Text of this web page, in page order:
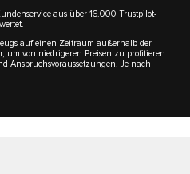
aus über 16.000 Trustpilot-
auf einen Zeitraum außerhalb der
von niedrigeren Preisen zu profitieren.
Anspruchsvoraussetzungen. Je nach